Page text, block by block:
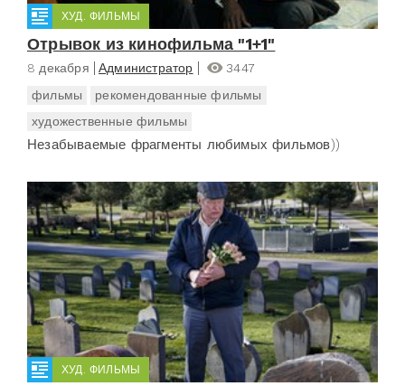
ХУД. ФИЛЬМЫ
Отрывок из кинофильма "1+1"
8 декабря Администратор
3447
фильмы
рекомендованные фильмы
художественные фильмы
Незабываемые фрагменты любимых фильмов))
ХУД. ФИЛЬМЫ